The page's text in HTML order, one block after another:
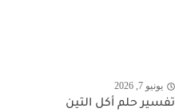
يونيو 7, 2026
تفسير حلم أكل التين